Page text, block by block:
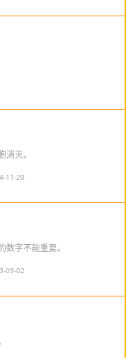
灭。
11-20
字不能重复。
09-02